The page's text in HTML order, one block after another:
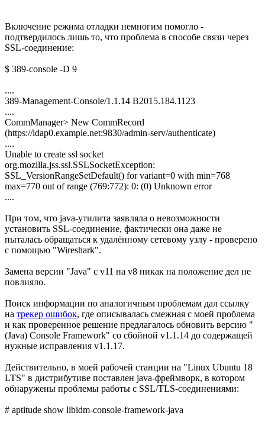
Включение режима отладки немногим помогло -
подтвердилось лишь то, что проблема в способе связи через
SSL-соединение:
$ 389-console -D 9
....
389-Management-Console/1.1.14 B2015.184.1123
....
CommManager> New CommRecord
(https://ldap0.example.net:9830/admin-serv/authenticate)
....
Unable to create ssl socket
org.mozilla.jss.ssl.SSLSocketException:
SSL_VersionRangeSetDefault() for variant=0 with min=768
max=770 out of range (769:772): 0: (0) Unknown error
....
При том, что java-утилита заявляла о невозможности
установить SSL-соединение, фактически она даже не
пыталась обращаться к удалённому сетевому узлу - проверено
с помощью "Wireshark".
Замена версии "Java" с v11 на v8 никак на положение дел не
повлияло.
Поиск информации по аналогичным проблемам дал ссылку
на трекер ошибок, где описывалась смежная с моей проблема
и как проверенное решение предлагалось обновить версию "
(Java) Console Framework" со сбойной v1.1.14 до содержащей
нужные исправления v1.1.17.
Действительно, в моей рабочей станции на "Linux Ubuntu 18
LTS" в дистрибутиве поставлен java-фреймворк, в котором
обнаружены проблемы работы с SSL/TLS-соединениями:
# aptitude show libidm-console-framework-java